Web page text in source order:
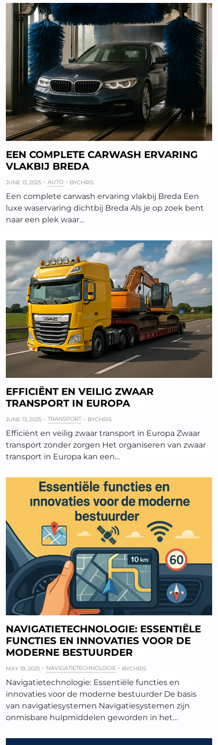
EEN COMPLETE CARWASH ERVARING
VLAKBIJ BREDA
JUNE 13, 2025 AUTO BYCHRIS
Een complete carwash ervaring vlakbij Breda Een
luxe waservaring dichtbij Breda Als je op zoek bent
naar een plek waar…
EFFICIËNT EN VEILIG ZWAAR
TRANSPORT IN EUROPA
JUNE 13, 2025 TRANSPORT BYCHRIS
Efficiënt en veilig zwaar transport in Europa Zwaar
transport zonder zorgen Het organiseren van zwaar
transport in Europa kan een…
NAVIGATIETECHNOLOGIE: ESSENTIËLE
FUNCTIES EN INNOVATIES VOOR DE
MODERNE BESTUURDER
MAY 19, 2025 NAVIGATIETECHNOLOGIE BYCHRIS
Navigatietechnologie: Essentiële functies en
innovaties voor de moderne bestuurder De basis
van navigatiesystemen Navigatiesystemen zijn
onmisbare hulpmiddelen geworden in het…